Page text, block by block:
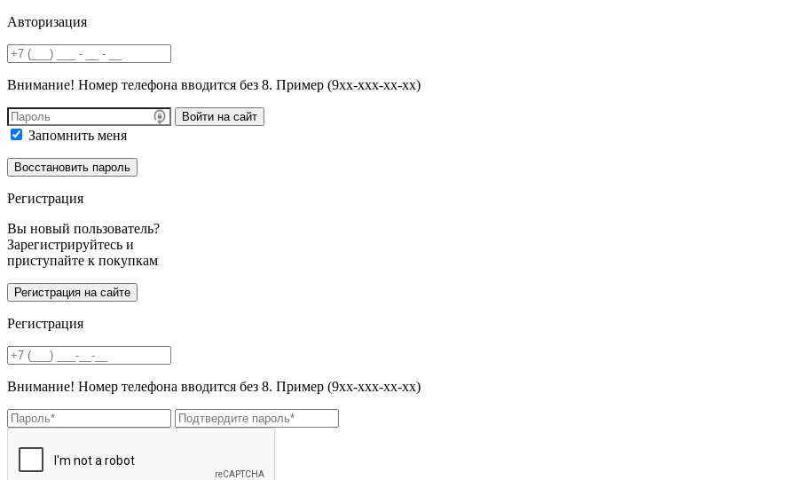
Авторизация
Внимание! Номер телефона вводится без 8. Пример (9хх-ххх-хх-хх)
Войти на сайт
Запомнить меня
Регистрация
Вы новый пользователь?
Зарегистрируйтесь и
приступайте к покупкам
Регистрация
Внимание! Номер телефона вводится без 8. Пример (9хх-ххх-хх-хх)